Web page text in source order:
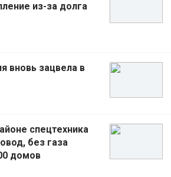
из-за долга
вновь зацвела в
спецтехника
без газа
домов